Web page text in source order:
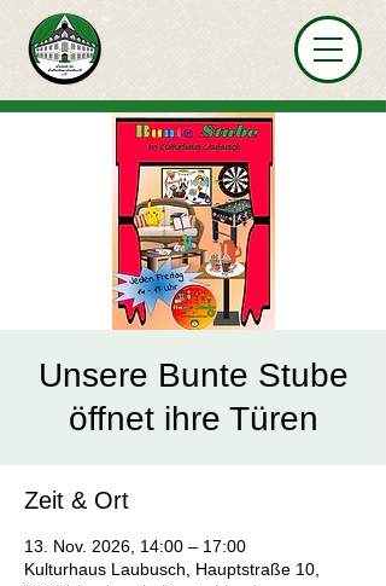
Unsere Bunte Stube
öffnet ihre Türen
Zeit & Ort
13. Nov. 2026, 14:00 – 17:00
Kulturhaus Laubusch, Hauptstraße 10,